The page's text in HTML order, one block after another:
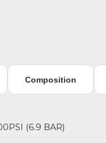
Composition
(6.9 BAR)